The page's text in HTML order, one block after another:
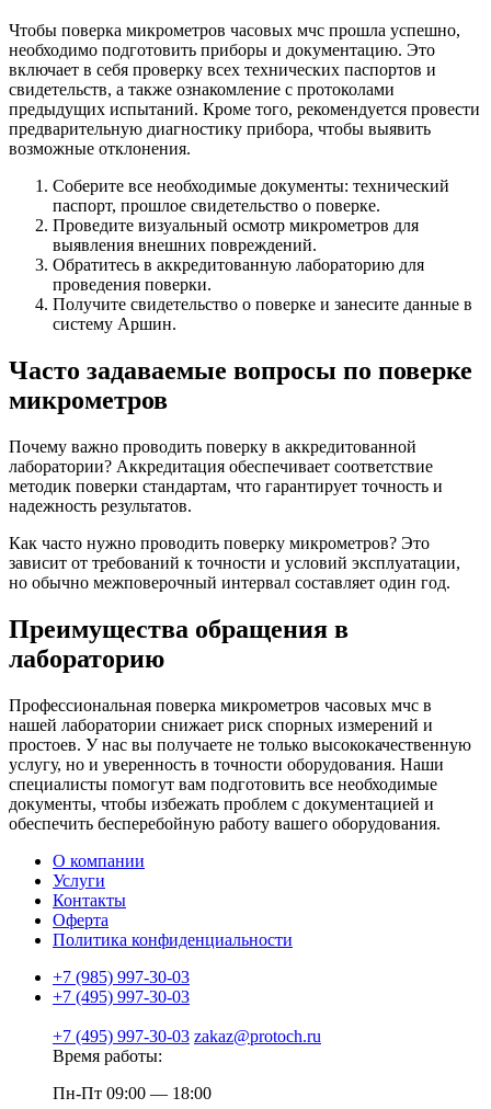
Чтобы поверка микрометров часовых мчс прошла успешно,
необходимо подготовить приборы и документацию. Это
включает в себя проверку всех технических паспортов и
свидетельств, а также ознакомление с протоколами
предыдущих испытаний. Кроме того, рекомендуется провести
предварительную диагностику прибора, чтобы выявить
возможные отклонения.
Соберите все необходимые документы: технический
паспорт, прошлое свидетельство о поверке.
Проведите визуальный осмотр микрометров для
выявления внешних повреждений.
Обратитесь в аккредитованную лабораторию для
проведения поверки.
Получите свидетельство о поверке и занесите данные в
систему Аршин.
Часто задаваемые вопросы по поверке
микрометров
Почему важно проводить поверку в аккредитованной
лаборатории? Аккредитация обеспечивает соответствие
методик поверки стандартам, что гарантирует точность и
надежность результатов.
Как часто нужно проводить поверку микрометров? Это
зависит от требований к точности и условий эксплуатации,
но обычно межповерочный интервал составляет один год.
Преимущества обращения в
лабораторию
Профессиональная поверка микрометров часовых мчс в
нашей лаборатории снижает риск спорных измерений и
простоев. У нас вы получаете не только высококачественную
услугу, но и уверенность в точности оборудования. Наши
специалисты помогут вам подготовить все необходимые
документы, чтобы избежать проблем с документацией и
обеспечить бесперебойную работу вашего оборудования.
О компании
Услуги
Контакты
Оферта
Политика конфиденциальности
+7 (985) 997-30-03
+7 (495) 997-30-03
+7 (495) 997-30-03 zakaz@protoch.ru
Время работы:
Пн-Пт 09:00 — 18:00